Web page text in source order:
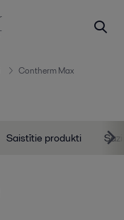
Contherm Max
Saistītie produkti